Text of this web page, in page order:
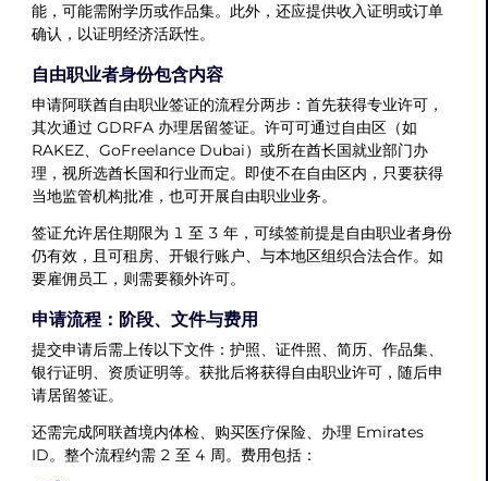
能，可能需附学历或作品集。此外，还应提供收入证明或订单
确认，以证明经济活跃性。
自由职业者身份包含内容
申请阿联酋自由职业签证的流程分两步：首先获得专业许可，
其次通过 GDRFA 办理居留签证。许可可通过自由区（如
RAKEZ、GoFreelance Dubai）或所在酋长国就业部门办
理，视所选酋长国和行业而定。即使不在自由区内，只要获得
当地监管机构批准，也可开展自由职业业务。
签证允许居住期限为 1 至 3 年，可续签前提是自由职业者身份
仍有效，且可租房、开银行账户、与本地区组织合法合作。如
要雇佣员工，则需要额外许可。
申请流程：阶段、文件与费用
提交申请后需上传以下文件：护照、证件照、简历、作品集、
银行证明、资质证明等。获批后将获得自由职业许可，随后申
请居留签证。
还需完成阿联酋境内体检、购买医疗保险、办理 Emirates
ID。整个流程约需 2 至 4 周。费用包括：